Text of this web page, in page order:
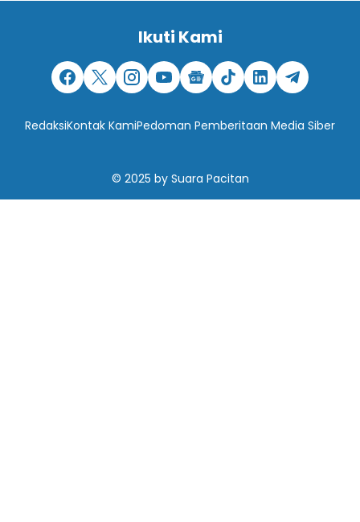
Ikuti Kami
RedaksiKontak KamiPedoman Pemberitaan Media Siber
© 2025 by Suara Pacitan